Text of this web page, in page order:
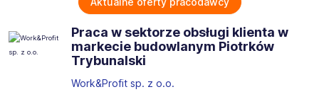
Praca w sektorze obsługi klienta w
markecie budowlanym Piotrków
Trybunalski
Work&Profit sp. z o.o.